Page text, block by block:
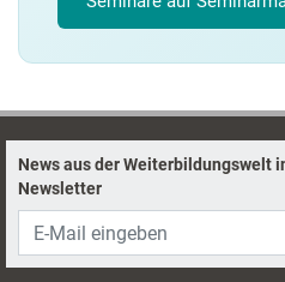
News aus der Weiterbildungswelt
Newsletter